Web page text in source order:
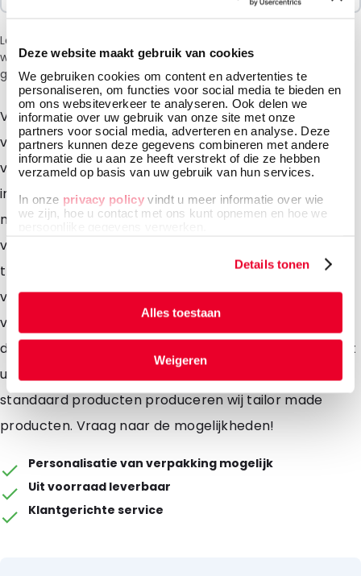
Deze website maakt gebruik van cookies
We gebruiken cookies om content en advertenties te
personaliseren, om functies voor social media te bieden en
om ons websiteverkeer te analyseren. Ook delen we
informatie over uw gebruik van onze site met onze
partners voor social media, adverteren en analyse. Deze
partners kunnen deze gegevens combineren met andere
informatie die u aan ze heeft verstrekt of die ze hebben
verzameld op basis van uw gebruik van hun services.
In onze privacy policy vindt u meer informatie over wie
we zijn, hoe u contact met ons kunt opnemen en hoe we
Details tonen
Alles toestaan
Weigeren
Let op: vanwege de huidige situatie in het Midden-Oosten
wordt bij het afrekenen een toeslag van 6% in rekening
gebracht.
Vlakke zakken zijn stevige verpakkingen die uw inhoud
van buitenaf beschermen en zijn ideaal voor het
verpakken van losse artikelen. Door de grote variatie
in dikte en formaat bieden vlakke zakken vele
mogelijkheden voor uw inhoud. Vlakke zakken zijn
vervaardigd uit LDPE en zijn verkrijgbaar in een
transparante uitvoering. U kunt PE zakken op
verschillende manieren sluiten, zoals het dichtsealen
van de verpakking (zie onze Daklasealer) of sluiten
door middel van tyraps, elastiek, plakband, etc. Wenst
u een eigen opdruk? Ook dat is mogelijk. Naast deze
standaard producten produceren wij tailor made
producten. Vraag naar de mogelijkheden!
Personalisatie van verpakking mogelijk
Uit voorraad leverbaar
Klantgerichte service